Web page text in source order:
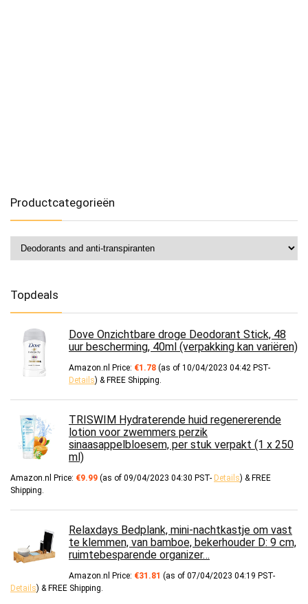
Productcategorieën
Topdeals
Dove Onzichtbare droge Deodorant Stick, 48
uur bescherming, 40ml (verpakking kan variëren)
Amazon.nl Price: €1.78 (as of 10/04/2023 04:42 PST-
Details) & FREE Shipping.
TRISWIM Hydraterende huid regenererende
lotion voor zwemmers perzik
sinaasappelbloesem, per stuk verpakt (1 x 250
ml)
Amazon.nl Price: €9.99 (as of 09/04/2023 04:30 PST- Details) & FREE
Shipping.
Relaxdays Bedplank, mini-nachtkastje om vast
te klemmen, van bamboe, bekerhouder D: 9 cm,
ruimtebesparende organizer…
Amazon.nl Price: €31.81 (as of 07/04/2023 04:19 PST-
Details) & FREE Shipping.